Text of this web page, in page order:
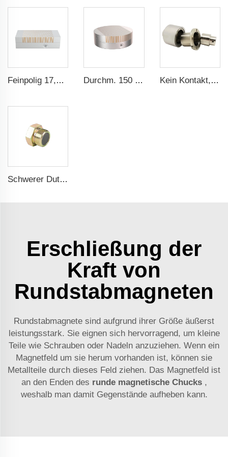
Feinpolig 17,71x5,9 Zoll Selbstzentrierender Drehbank-Saugteller Permanentmagnet-Saugteller für Schleifmaschine Durchm. 150 mm Permanentmagnet-Saugteller für Schleifmaschine Kein Kontakt, kein Leck - Magnetkupplung für ISO- und Polyol-Motorpumpe der Hochdruck-Foamaschine
Schwerer Duty Magnetischer Ölpfannenablassstopfen
Erschließung der
Kraft von
Rundstabmagneten
Rundstabmagnete sind aufgrund ihrer Größe äußerst
leistungsstark. Sie eignen sich hervorragend, um kleine
Teile wie Schrauben oder Nadeln anzuziehen. Wenn ein
Magnetfeld um sie herum vorhanden ist, können sie
Metallteile durch dieses Feld ziehen. Das Magnetfeld ist
an den Enden des runde magnetische Chucks ,
weshalb man damit Gegenstände aufheben kann.